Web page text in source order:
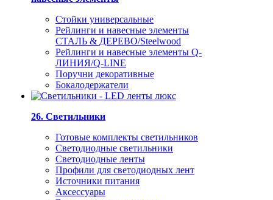
Стойки универсальные
Рейлинги и навесные элементы
СТАЛЬ & ДЕРЕВО/Steelwood
Рейлинги и навесные элементы Q-
ЛИНИЯ/Q-LINE
Поручни декоративные
Бокалодержатели
26. Светильники
Готовые комплекты светильников
Светодиодные светильники
Светодиодные ленты
Профили для светодиодных лент
Источники питания
Аксессуары